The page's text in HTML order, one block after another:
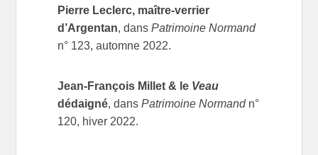
Pierre Leclerc, maître-verrier
d’Argentan, dans Patrimoine Normand
n° 123, automne 2022.
Jean-François Millet & le Veau
dédaigné, dans Patrimoine Normandn°
120, hiver 2022.